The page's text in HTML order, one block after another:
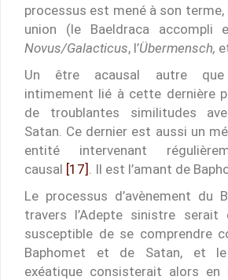
processus est mené à son
union (le Baeldraca accompli
Novus/Galacticus, l’Übermensch,
Un être acausal autre
intimement lié à cette dernière
de troublantes similitudes
Satan. Ce dernier est aussi un
entité intervenant
causal [17]
. Il est l’amant de
Le processus d’avènement du
travers l’Adepte sinistre serait
susceptible de se comprendre
Baphomet et de Satan, et le
exéatique consisterait alors en